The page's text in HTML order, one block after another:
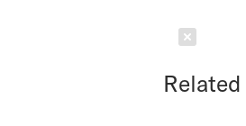
Related